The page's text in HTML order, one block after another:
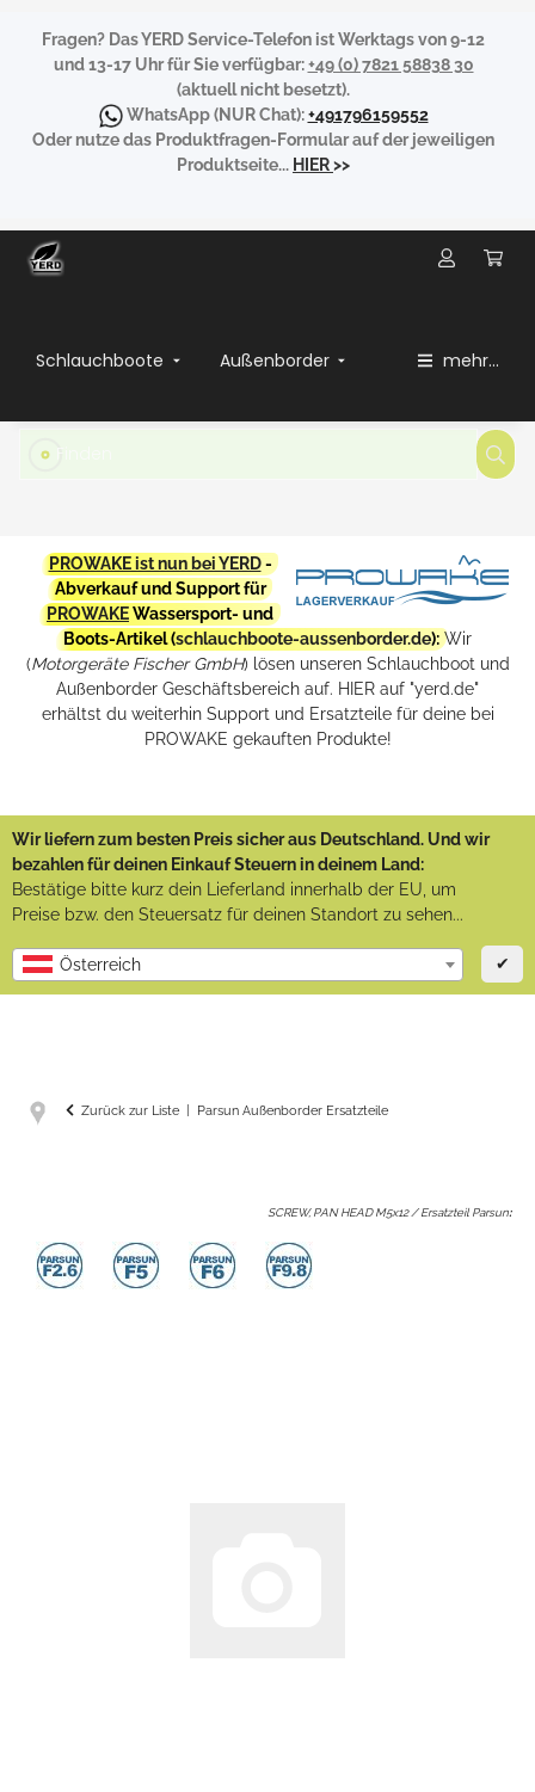
Fragen? Das YERD Service-Telefon ist Werktags von 9-12
und 13-17 Uhr für Sie verfügbar:+49 (0) 7821 58838 30
(aktuell nicht besetzt).
WhatsApp(NUR Chat):+491796159552
Oder nutze das Produktfragen-Formular auf der jeweiligen
Produktseite... HIER>>
Schlauchboote Außenborder mehr...
PROWAKE ist nun bei YERD-
Abverkauf und Support für
PROWAKEWassersport- und
Boots-Artikel (schlauchboote-aussenborder.de): Wir
(Motorgeräte Fischer GmbH) lösen unseren Schlauchboot und
Außenborder Geschäftsbereich auf. HIER auf "yerd.de"
erhältst du weiterhin Support und Ersatzteile für deine bei
PROWAKE gekauften Produkte!
Wir liefern zum besten Preis sicher aus Deutschland. Und wir
bezahlen für deinen Einkauf Steuern in deinem Land:
Bestätige bitte kurz dein Lieferland innerhalb der EU, um
Preise bzw. den Steuersatz für deinen Standort zu sehen...
Österreich ✔
Zurück zur Liste Parsun Außenborder Ersatzteile
SCREW, PAN HEAD M5x12 / Ersatzteil Parsun: